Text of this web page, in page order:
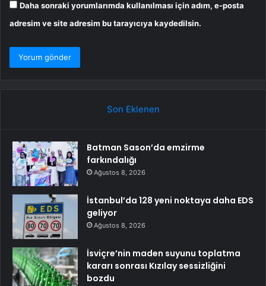
Daha sonraki yorumlarımda kullanılması için adım, e-posta
adresim ve site adresim bu tarayıcıya kaydedilsin.
Son Eklenen
Batman Sason’da emzirme
farkındalığı
Ağustos 8, 2026
İstanbul’da 128 yeni noktaya daha EDS
geliyor
Ağustos 8, 2026
İsviçre’nin maden suyunu toplatma
kararı sonrası Kızılay sessizliğini
bozdu